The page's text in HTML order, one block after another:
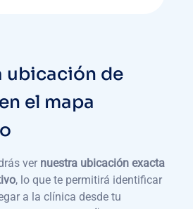
ubicación de
el mapa
ver nuestra ubicación exacta
, lo que te permitirá identificar
a la clínica desde tu